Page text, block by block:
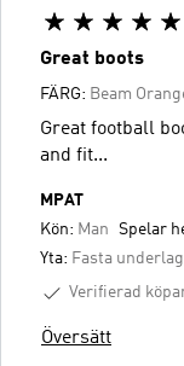
Great boots
FÄRG: Beam
Great football
and fit...
MPAT
Kön: Man Spelar
Yta: Fasta underlag
Verifierad
Översätt